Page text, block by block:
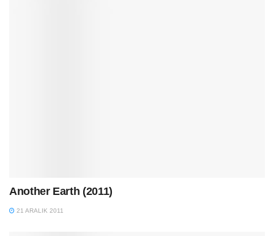
Another Earth (2011)
21 ARALIK 2011